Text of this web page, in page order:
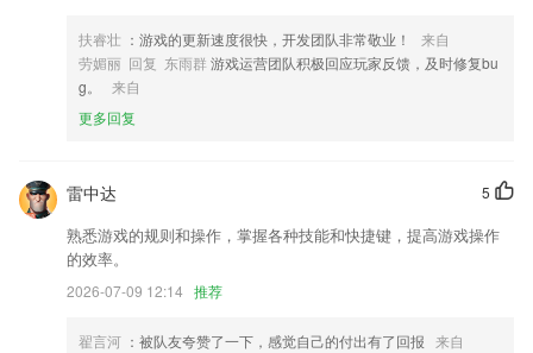
扶睿壮 ：游戏的更新速度很快，开发团队非常敬业！
来自
劳媚丽 回复 东雨群游戏运营团队积极回应玩家反馈，及时修复bu
g。
来自
更多回复
5
雷中达
熟悉游戏的规则和操作，掌握各种技能和快捷键，提高游戏操作
的效率。
2026-07-09 12:14 推荐
翟言河 ：被队友夸赞了一下，感觉自己的付出有了回报 来自